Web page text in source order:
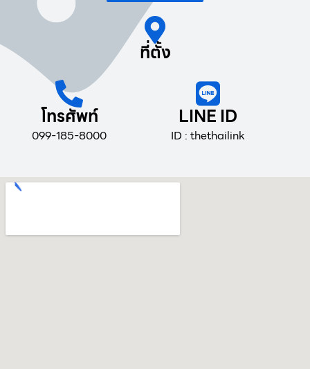
ที่ตั้ง
โทรศัพท์
099-185-8000
LINE ID
ID : thethailink